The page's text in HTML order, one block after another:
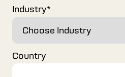
Industry*
Country